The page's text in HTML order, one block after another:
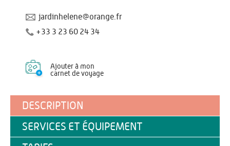
jardinhelene@orange.fr
+33 3 23 60 24 34
Ajouter à mon
carnet de voyage
DESCRIPTION
SERVICES ET ÉQUIPEMENT